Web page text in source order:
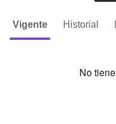
Vigente Historial
No